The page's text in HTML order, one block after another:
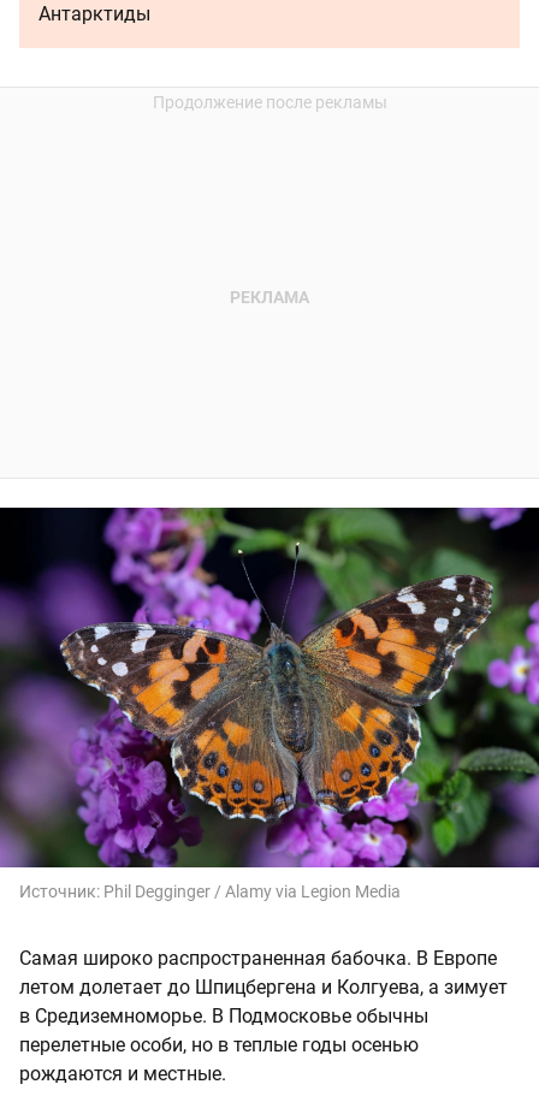
Антарктиды
Источник: Phil Degginger / Alamy via Legion Media
Самая широко распространенная бабочка. В Европе
летом долетает до Шпицбергена и Колгуева, а зимует
в Средиземноморье. В Подмосковье обычны
перелетные особи, но в теплые годы осенью
рождаются и местные.